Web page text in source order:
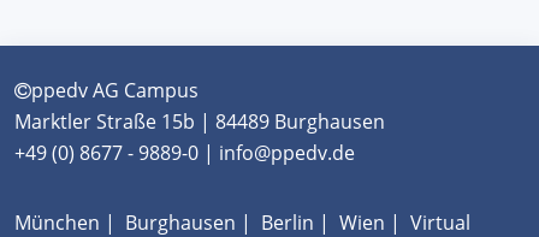
ppedv AG Campus
Marktler Straße 15b | 84489 Burghausen
+49 (0) 8677 - 9889-0 | info@ppedv.de
München | Burghausen | Berlin | Wien | Virtual